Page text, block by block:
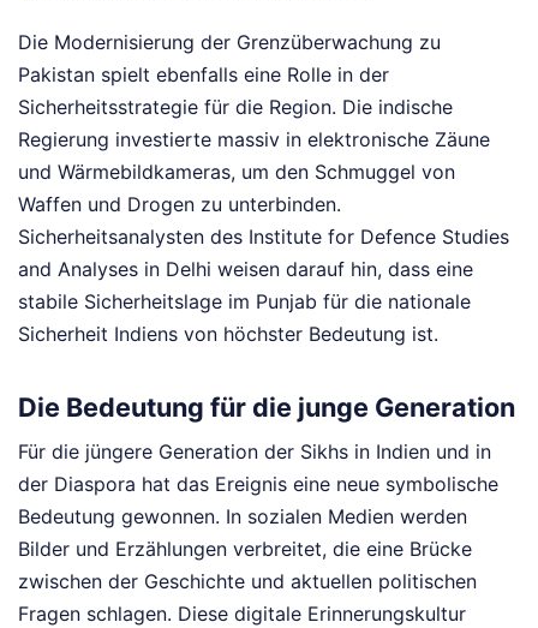
Die Modernisierung der Grenzüberwachung zu
Pakistan spielt ebenfalls eine Rolle in der
Sicherheitsstrategie für die Region. Die indische
Regierung investierte massiv in elektronische Zäune
und Wärmebildkameras, um den Schmuggel von
Waffen und Drogen zu unterbinden.
Sicherheitsanalysten des Institute for Defence Studies
and Analyses in Delhi weisen darauf hin, dass eine
stabile Sicherheitslage im Punjab für die nationale
Sicherheit Indiens von höchster Bedeutung ist.
Die Bedeutung für die junge Generation
Für die jüngere Generation der Sikhs in Indien und in
der Diaspora hat das Ereignis eine neue symbolische
Bedeutung gewonnen. In sozialen Medien werden
Bilder und Erzählungen verbreitet, die eine Brücke
zwischen der Geschichte und aktuellen politischen
Fragen schlagen. Diese digitale Erinnerungskultur